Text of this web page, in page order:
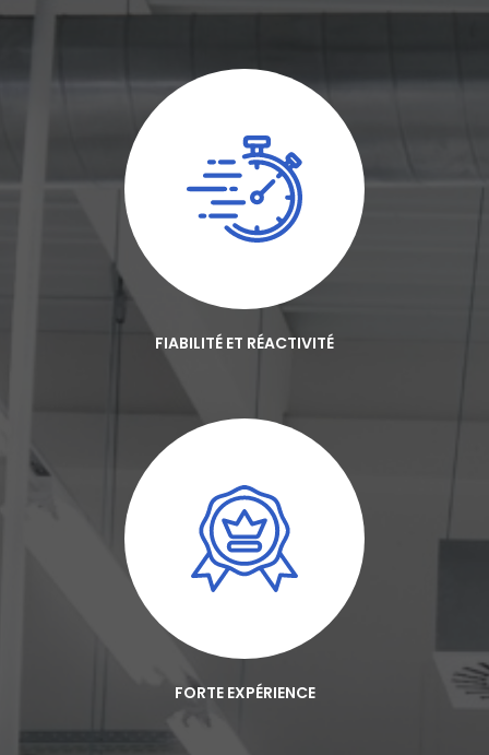
FIABILITÉ ET RÉACTIVITÉ
FORTE EXPÉRIENCE